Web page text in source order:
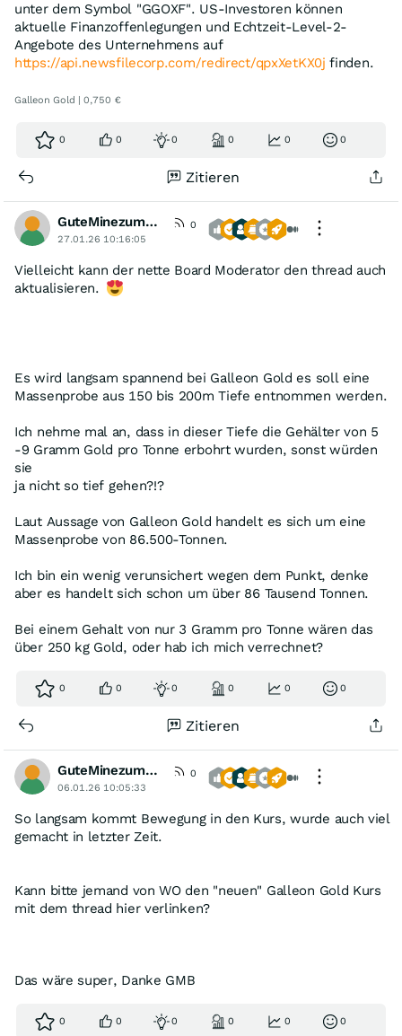
unter dem Symbol "GGOXF". US-Investoren können
aktuelle Finanzoffenlegungen und Echtzeit-Level-2-
Angebote des Unternehmens auf
https://api.newsfilecorp.com/redirect/qpxXetKX0j finden.
Galleon Gold | 0,750 €
0 0 0 0 0 0
Zitieren
GuteMinezumBoersenspiel
0
27.01.26 10:16:05
Vielleicht kann der nette Board Moderator den thread auch
aktualisieren.
Es wird langsam spannend bei Galleon Gold es soll eine
Massenprobe aus 150 bis 200m Tiefe entnommen werden.
Ich nehme mal an, dass in dieser Tiefe die Gehälter von 5
-9 Gramm Gold pro Tonne erbohrt wurden, sonst würden
sie
ja nicht so tief gehen?!?
Laut Aussage von Galleon Gold handelt es sich um eine
Massenprobe von 86.500-Tonnen.
Ich bin ein wenig verunsichert wegen dem Punkt, denke
aber es handelt sich schon um über 86 Tausend Tonnen.
Bei einem Gehalt von nur 3 Gramm pro Tonne wären das
über 250 kg Gold, oder hab ich mich verrechnet?
0 0 0 0 0 0
Zitieren
GuteMinezumBoersenspiel
0
06.01.26 10:05:33
So langsam kommt Bewegung in den Kurs, wurde auch viel
gemacht in letzter Zeit.
Kann bitte jemand von WO den "neuen" Galleon Gold Kurs
mit dem thread hier verlinken?
Das wäre super, Danke GMB
0 0 0 0 0 0